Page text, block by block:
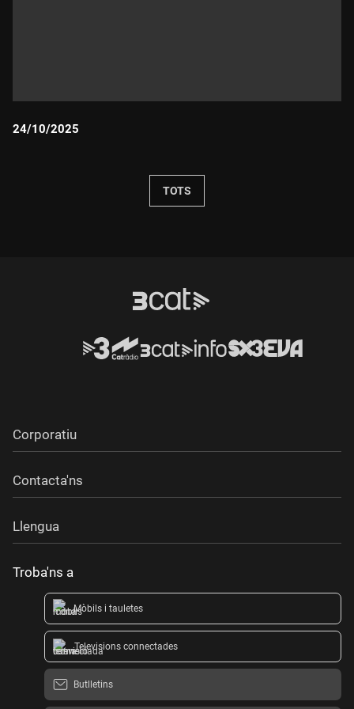
24/10/2025
TOTS
Corporatiu
Contacta'ns
Llengua
Troba'ns a
Mòbils i tauletes
Televisions connectades
Butlletins